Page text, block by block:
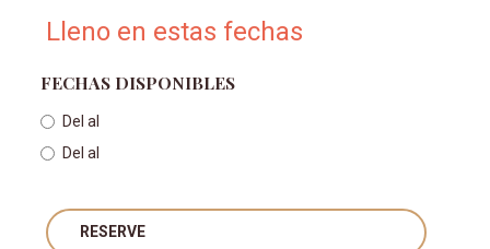
Lleno en estas fechas
FECHAS DISPONIBLES
Delal
Delal
RESERVE